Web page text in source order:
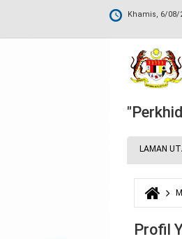
Khamis, 6/08/
LAMAN
Anda
Profil